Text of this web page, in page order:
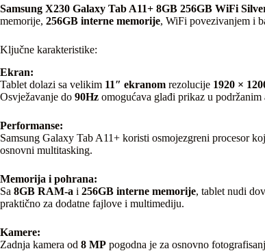
Samsung X230 Galaxy Tab A11+ 8GB 256GB WiFi
memorije, 256GB interne memorije, WiFi povezivanjem i
Ključne karakteristike:
Ekran:
Tablet dolazi sa velikim 11″ ekranom rezolucije 1920 ×
Osvježavanje do 90Hz omogućava glađi prikaz u podržanim
Performanse:
Samsung Galaxy Tab A11+ koristi osmojezgreni procesor
osnovni multitasking.
Memorija i pohrana:
Sa 8GB RAM-a i 256GB interne memorije, tablet nudi
praktično za dodatne fajlove i multimediju.
Kamere:
Zadnja kamera od 8 MP pogodna je za osnovno